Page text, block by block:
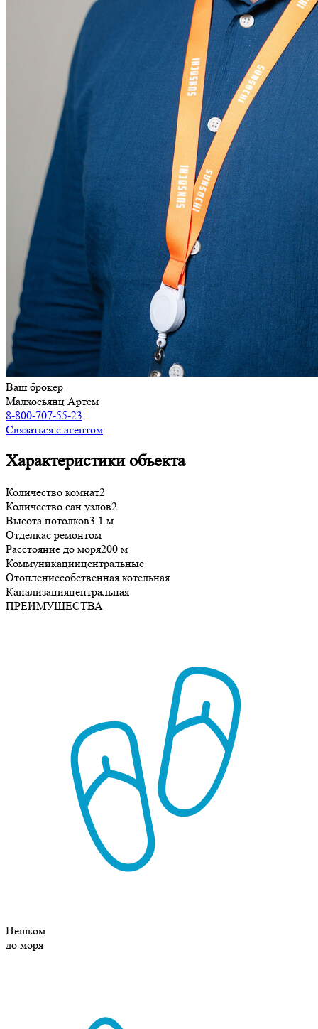
Ваш брокер
Малхосьянц Артем
8-800-707-55-23
Связаться с агентом
Характеристики объекта
Количество комнат2
Количество сан узлов2
Высота потолков3.1 м
Отделкас ремонтом
Расстояние до моря200 м
Коммуникациицентральные
Отоплениесобственная котельная
Канализацияцентральная
ПРЕИМУЩЕСТВА
Пешком
до моря